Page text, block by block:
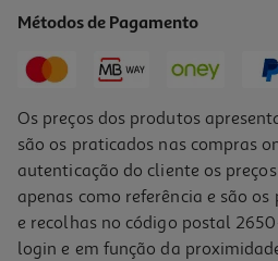
Métodos de Pagamento
Os preços dos produtos
são os praticados nas compras
autenticação do cliente os
apenas como referência e são
e recolhas no código postal
login e em função da